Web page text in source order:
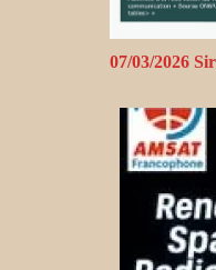
07/03/2026